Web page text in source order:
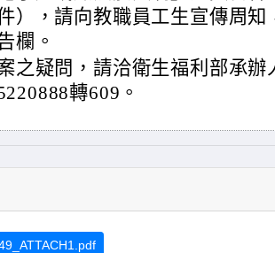
），請向教職員工生宣傳周知
欄。
之疑問，請洽衛生福利部承辦
轉609。